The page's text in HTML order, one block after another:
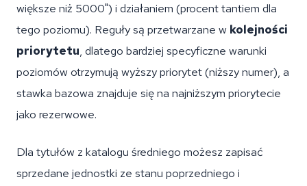
większe niż 5000") i działaniem (procent tantiem dla
tego poziomu). Reguły są przetwarzane w kolejności
priorytetu, dlatego bardziej specyficzne warunki
poziomów otrzymują wyższy priorytet (niższy numer), a
stawka bazowa znajduje się na najniższym priorytecie
jako rezerwowe.
Dla tytułów z katalogu średniego możesz zapisać
sprzedane jednostki ze stanu poprzedniego i